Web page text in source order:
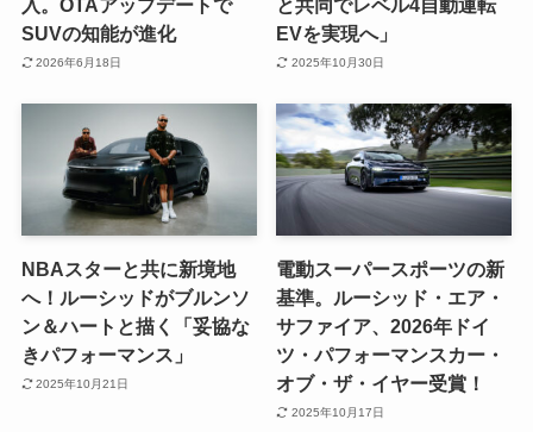
入。OTAアップデートで
SUVの知能が進化
2026年6月18日
と共同でレベル4自動運転
EVを実現へ」
2025年10月30日
NBAスターと共に新境地
へ！ルーシッドがブルンソ
ン＆ハートと描く「妥協な
きパフォーマンス」
2025年10月21日
電動スーパースポーツの新
基準。ルーシッド・エア・
サファイア、2026年ドイ
ツ・パフォーマンスカー・
オブ・ザ・イヤー受賞！
2025年10月17日